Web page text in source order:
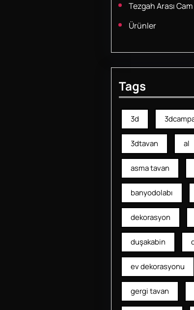
Tezgah Arası
Ürünler
Tags
3d
3dtavan al
asma tavan
banyodolabı
dekorasyon
duşakabin
ev dekorasyonu
gergi tavan